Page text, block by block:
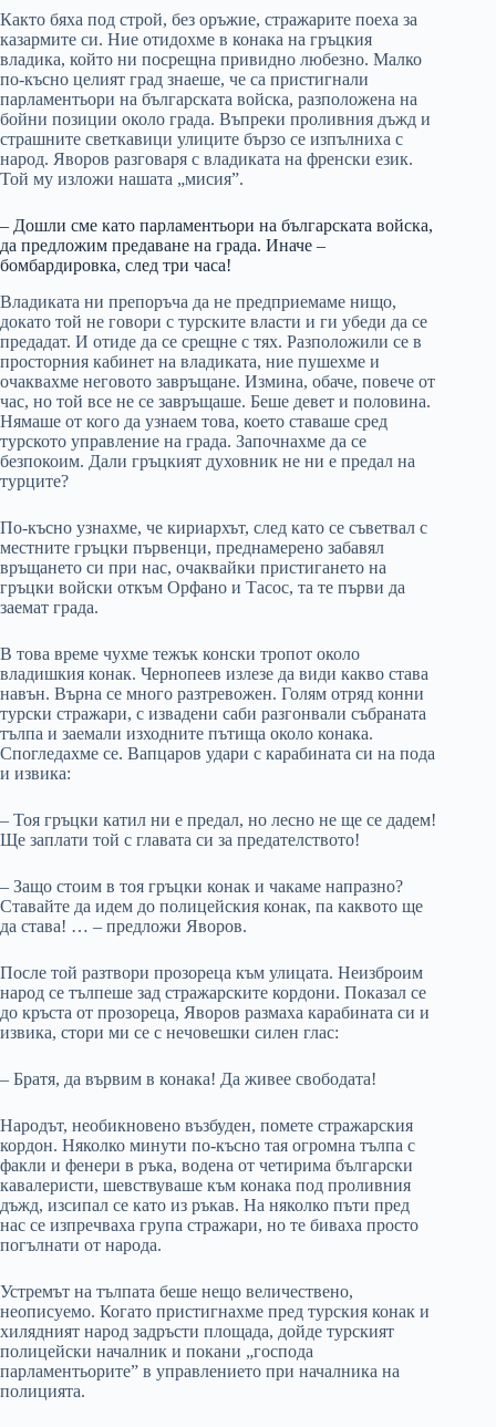
Както бяха под строй, без оръжие, стражарите поеха за
казармите си. Ние отидохме в конака на гръцкия
владика, който ни посрещна привидно любезно. Малко
по-късно целият град знаеше, че са пристигнали
парламентьори на българската войска, разположена на
бойни позиции около града. Въпреки проливния дъжд и
страшните светкавици улиците бързо се изпълниха с
народ. Яворов разговаря с владиката на френски език.
Той му изложи нашата „мисия”.
– Дошли сме като парламентьори на българската войска,
да предложим предаване на града. Иначе –
бомбардировка, след три часа!
Владиката ни препоръча да не предприемаме нищо,
докато той не говори с турските власти и ги убеди да се
предадат. И отиде да се срещне с тях. Разположили се в
просторния кабинет на владиката, ние пушехме и
очаквахме неговото завръщане. Измина, обаче, повече от
час, но той все не се завръщаше. Беше девет и половина.
Нямаше от кого да узнаем това, което ставаше сред
турското управление на града. Започнахме да се
безпокоим. Дали гръцкият духовник не ни е предал на
турците?
По-късно узнахме, че кириархът, след като се съветвал с
местните гръцки първенци, преднамерено забавял
връщането си при нас, очаквайки пристигането на
гръцки войски откъм Орфано и Тасос, та те първи да
заемат града.
В това време чухме тежък конски тропот около
владишкия конак. Чернопеев излезе да види какво става
навън. Върна се много разтревожен. Голям отряд конни
турски стражари, с извадени саби разгонвали събраната
тълпа и заемали изходните пътища около конака.
Спогледахме се. Вапцаров удари с карабината си на пода
и извика:
– Тоя гръцки катил ни е предал, но лесно не ще се дадем!
Ще заплати той с главата си за предателството!
– Защо стоим в тоя гръцки конак и чакаме напразно?
Ставайте да идем до полицейския конак, па каквото ще
да става! … – предложи Яворов.
После той разтвори прозореца към улицата. Неизброим
народ се тълпеше зад стражарските кордони. Показал се
до кръста от прозореца, Яворов размаха карабината си и
извика, стори ми се с нечовешки силен глас:
– Братя, да вървим в конака! Да живее свободата!
Народът, необикновено възбуден, помете стражарския
кордон. Няколко минути по-късно тая огромна тълпа с
факли и фенери в ръка, водена от четирима български
кавалеристи, шевствуваше към конака под проливния
дъжд, изсипал се като из ръкав. На няколко пъти пред
нас се изпречваха група стражари, но те биваха просто
погълнати от народа.
Устремът на тълпата беше нещо величествено,
неописуемо. Когато пристигнахме пред турския конак и
хилядният народ задръсти площада, дойде турският
полицейски началник и покани „господа
парламентьорите” в управлението при началника на
полицията.